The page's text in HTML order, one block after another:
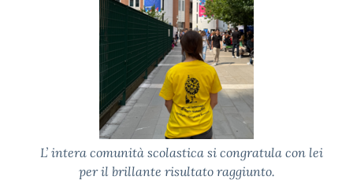
L’ intera comunità scolastica si congratula con lei
per il brillante risultato raggiunto.